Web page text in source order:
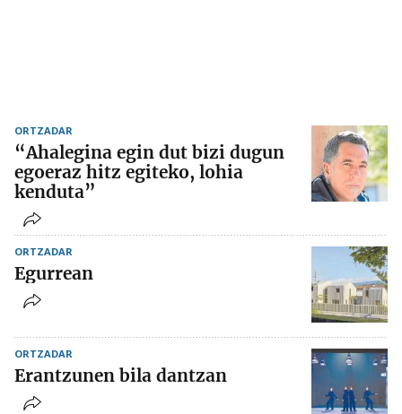
ORTZADAR
“Ahalegina egin dut bizi dugun
egoeraz hitz egiteko, lohia
kenduta”
ORTZADAR
Egurrean
ORTZADAR
Erantzunen bila dantzan